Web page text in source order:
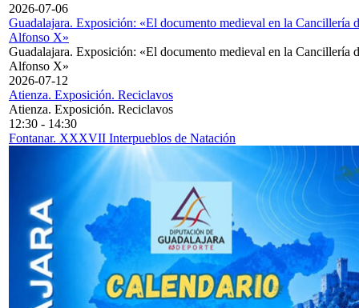
2026-07-06
Guadalajara. Exposición: «El documento medieval en la Cancillería
Alfonso X»
Guadalajara. Exposición: «El documento medieval en la Cancillería
Alfonso X»
2026-07-12
Atienza. Exposición. Reciclavos
Atienza. Exposición. Reciclavos
12:30 - 14:30
Fontanar. XXXVII Interpueblos de Natación